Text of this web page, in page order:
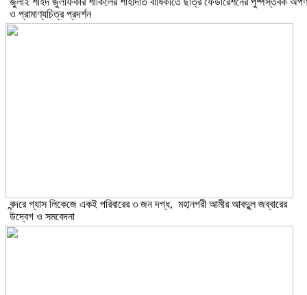
ও প্রামাণ্যচিত্র প্রদর্শন
বন্দরে গ্যাস লিকেজে একই পরিবারের ৩ জন দগ্ধ, মহানগরী আমীর আবদুুল জব্বারের
উদ্বেগ ও সমবেদনা